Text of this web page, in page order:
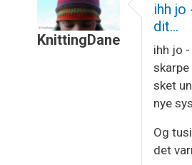
KnittingDane
Perlestrikaf
ihh jo
dit…
ihh jo
sket
nye
Og
det